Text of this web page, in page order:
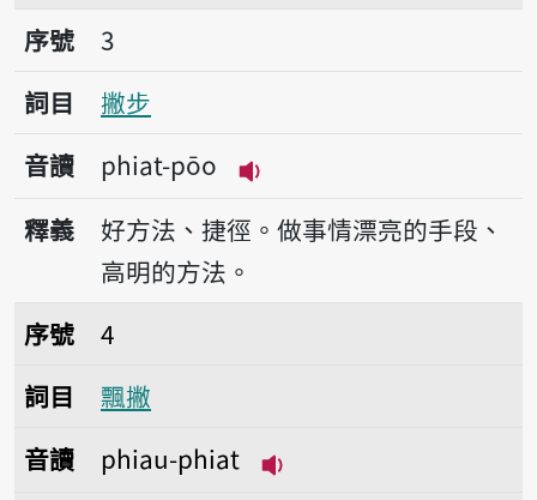
序號3撇步
序號
3
詞目
撇步
音讀
phiat-pōo
播放音讀phiat-pōo
釋義
好方法、捷徑。做事情漂亮的手段、
高明的方法。
序號4飄撇
序號
4
詞目
飄撇
音讀
phiau-phiat